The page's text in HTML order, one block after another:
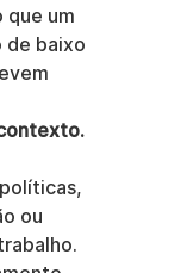
que um
de baixo
ou